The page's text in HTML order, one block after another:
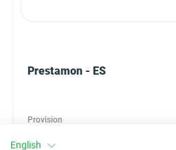
Prestamon - ES
Provision
English